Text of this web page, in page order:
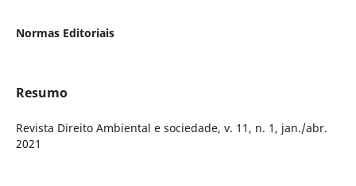
Normas Editoriais
Resumo
Revista Direito Ambiental e sociedade, v. 11, n. 1, jan./abr.
2021